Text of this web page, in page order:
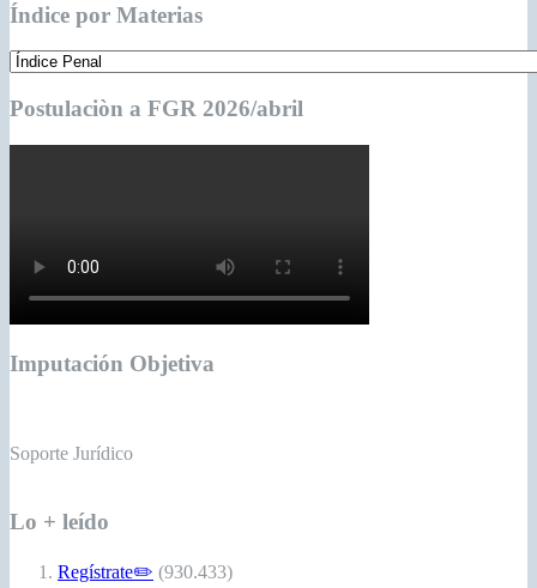
Índice por Materias
Postulaciòn a FGR 2026/abril
Imputación Objetiva
Soporte Jurídico
Lo + leído
Regístrate✏️ (930.433)